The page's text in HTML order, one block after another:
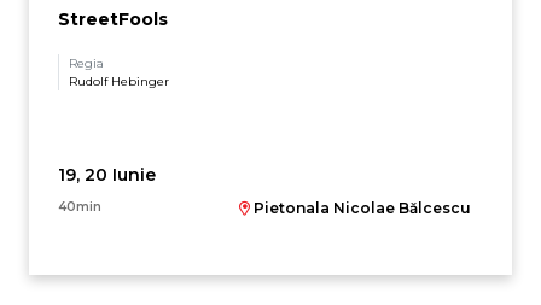
StreetFools
Regia
Rudolf Hebinger
19, 20 Iunie
40min Pietonala Nicolae Bălcescu